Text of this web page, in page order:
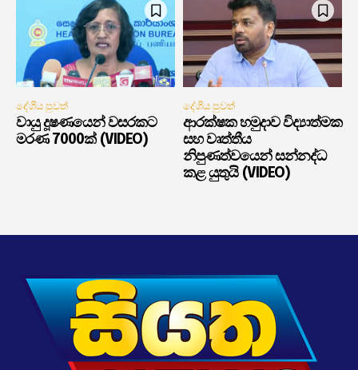
දේශීය පුවත්
වායු දූෂණයෙන් වසරකට
මරණ 7000ක් (VIDEO)
දේශීය පුවත්
ආරක්ෂක හමුදාව විද්‍යාත්මක
සහ වෘත්තීය
නිපුණත්වයෙන් සන්නද්ධ
කළ යුතුයි (VIDEO)